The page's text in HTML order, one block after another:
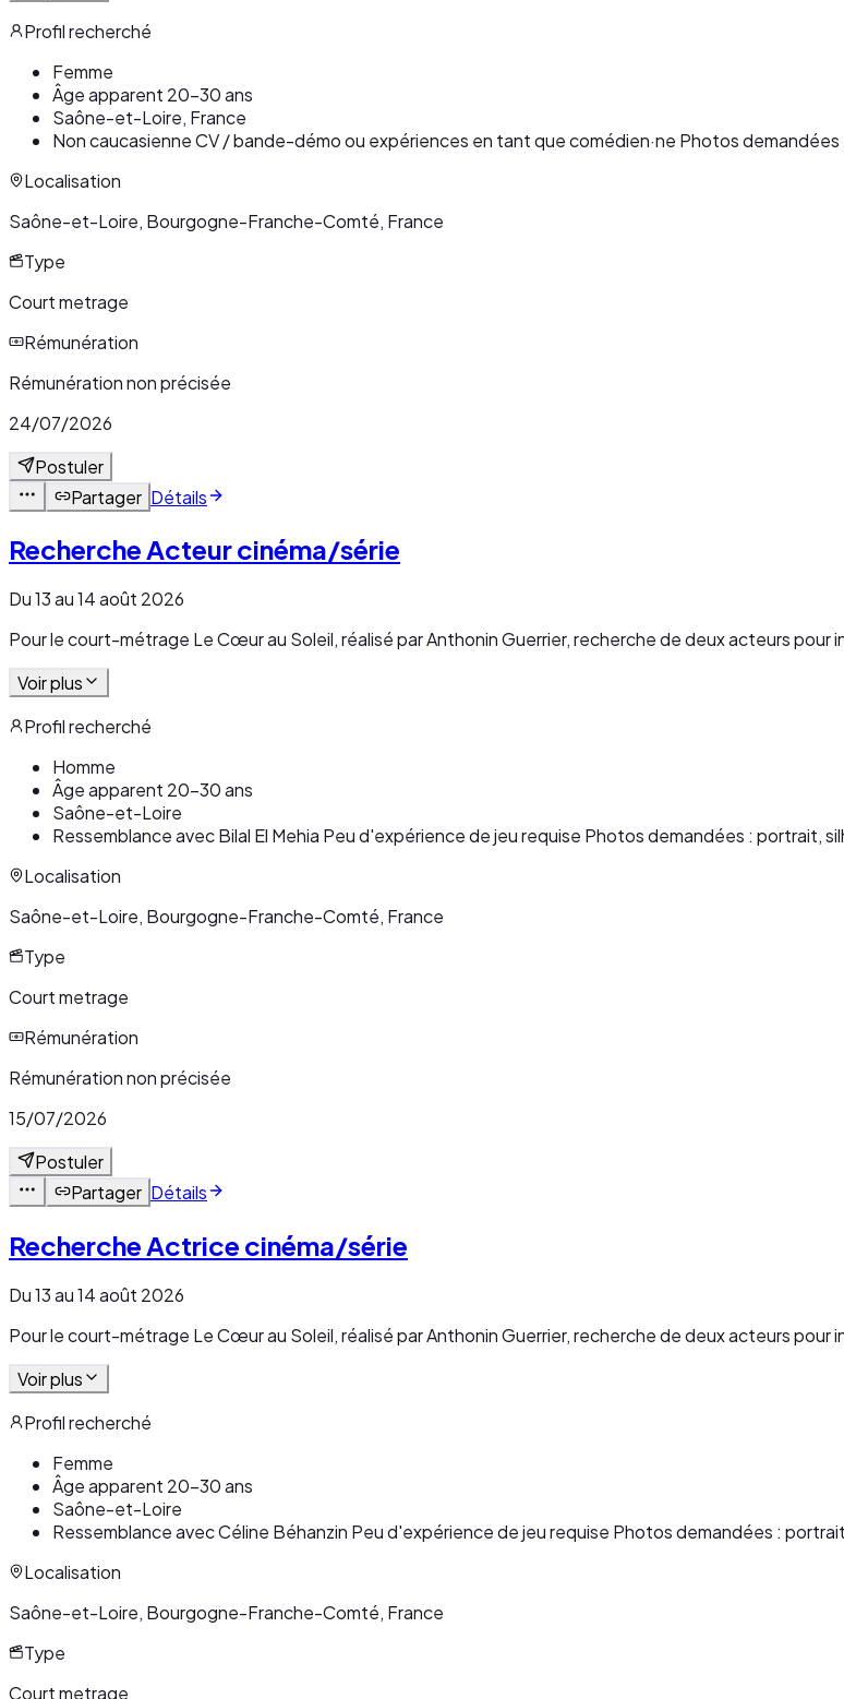
Profil recherché
Femme
Âge apparent 20-30 ans
Saône-et-Loire, France
Non caucasienne CV / bande-démo ou expériences en tant que comédien·ne Photos
Localisation
Saône-et-Loire, Bourgogne-Franche-Comté, France
Type
Court metrage
Rémunération
Rémunération non précisée
24/07/2026
Postuler
Partager Détails
Recherche Acteur cinéma/série
Du 13 au 14 août 2026
Pour le court-métrage Le Cœur au Soleil, réalisé par Anthonin Guerrier, recherche de deux acteurs
Voir plus
Profil recherché
Homme
Âge apparent 20-30 ans
Saône-et-Loire
Ressemblance avec Bilal El Mehia Peu d'expérience de jeu requise Photos demandées : portrait,
Localisation
Saône-et-Loire, Bourgogne-Franche-Comté, France
Type
Court metrage
Rémunération
Rémunération non précisée
15/07/2026
Postuler
Partager Détails
Recherche Actrice cinéma/série
Du 13 au 14 août 2026
Pour le court-métrage Le Cœur au Soleil, réalisé par Anthonin Guerrier, recherche de deux acteurs
Voir plus
Profil recherché
Femme
Âge apparent 20-30 ans
Saône-et-Loire
Ressemblance avec Céline Béhanzin Peu d'expérience de jeu requise Photos demandées :
Localisation
Saône-et-Loire, Bourgogne-Franche-Comté, France
Type
Court metrage